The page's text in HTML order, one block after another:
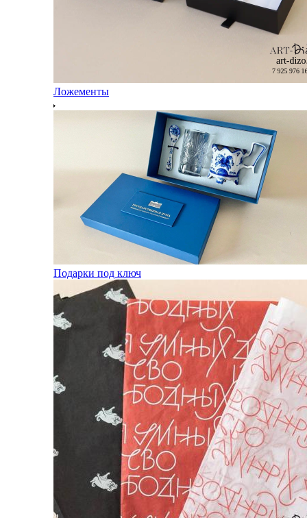
Ложементы
Подарки под ключ